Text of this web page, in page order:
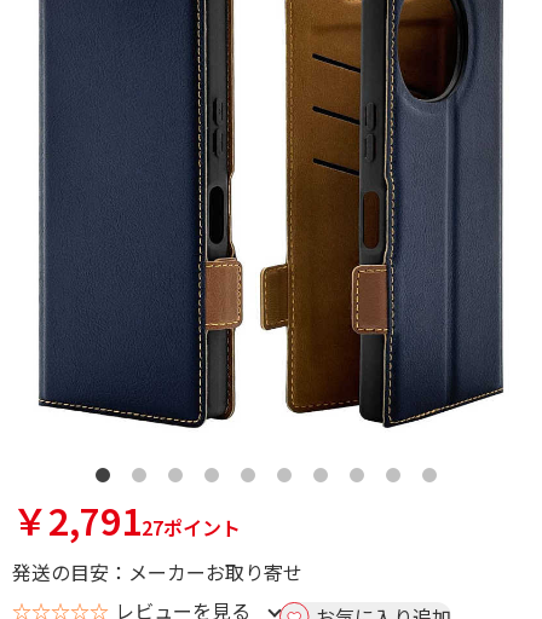
￥2,79127ポイント
発送の目安：メーカーお取り寄せ
☆☆☆☆☆ レビューを見る